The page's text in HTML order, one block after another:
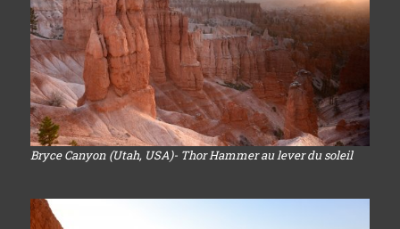
Bryce Canyon (Utah, USA)- Thor Hammer au lever du soleil